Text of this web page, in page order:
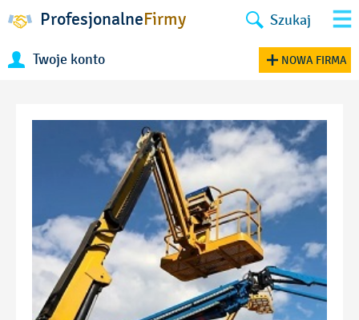
ProfesjonalneFirmy Szukaj
Twoje konto NOWA FIRMA